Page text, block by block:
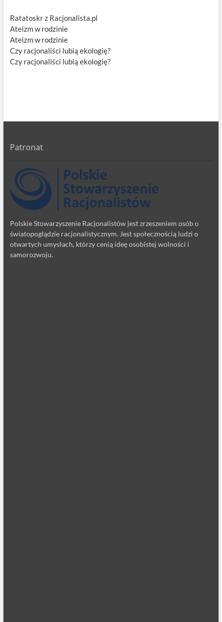
Ratatoskr z Racjonalista.pl
Ateizm w rodzinie
Ateizm w rodzinie
Czy racjonaliści lubią ekologię?
Czy racjonaliści lubią ekologię?
Patronat
Polskie Stowarzyszenie Racjonalistów jest zrzeszeniem osób o
światopoglądzie racjonalistycznym. Jest społecznością ludzi o
otwartych umysłach, którzy cenią ideę osobistej wolności i
samorozwoju.